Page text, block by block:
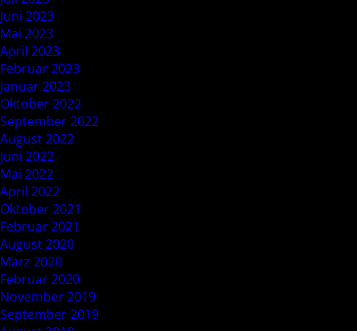
Juni 2023
Mai 2023
April 2023
Februar 2023
Januar 2023
Oktober 2022
September 2022
August 2022
Juni 2022
Mai 2022
April 2022
Oktober 2021
Februar 2021
August 2020
März 2020
Februar 2020
November 2019
September 2019